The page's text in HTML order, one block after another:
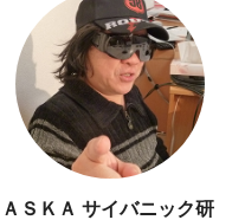
ＡＳＫＡ サイバニック研